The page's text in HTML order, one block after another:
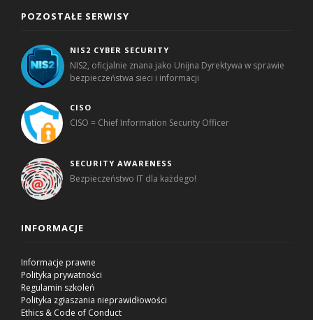
POZOSTAŁE SERWISY
NIS2 CYBER SECURITY
NIS2, oficjalnie znana jako Unijna Dyrektywa w sprawie
bezpieczeństwa sieci i informacji
CISO
CISO = Chief Information Security Officer
SECURITY AWARENESS
Bezpieczeństwo IT dla każdego!
INFORMACJE
Informacje prawne
Polityka prywatności
Regulamin szkoleń
Polityka zgłaszania nieprawidłowości
Ethics & Code of Conduct